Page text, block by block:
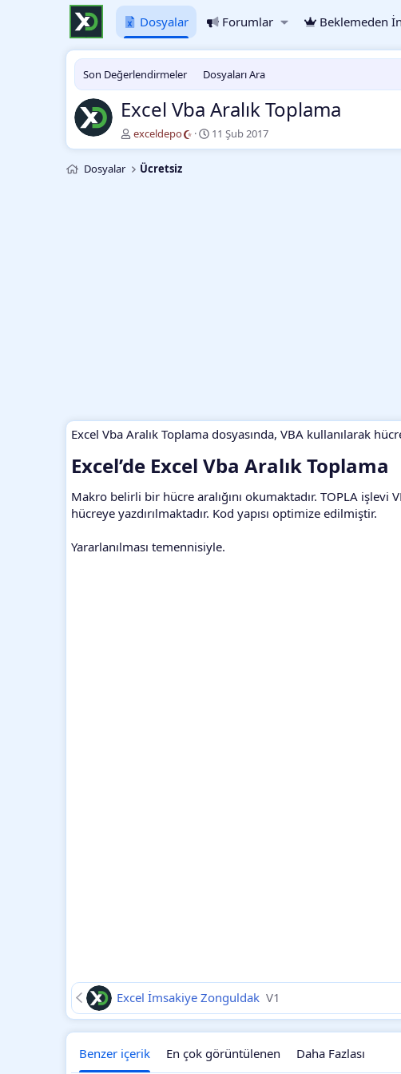
Dosyalar Forumlar Beklemeden
Son Değerlendirmeler Dosyaları Ara
Excel Vba Aralık Toplama
Y
a
a
exceldepo
O
l
11 Şub 2017
Dosyalar Ücretsiz
Excel Vba Aralık Toplama dosyasında, VBA kullanılarak
Excel’de Excel Vba Aralık Toplama​
Makro belirli bir hücre aralığını okumaktadır. TOPLA
hücreye yazdırılmaktadır. Kod yapısı optimize edilmiştir.
Yararlanılması temennisiyle.
Excel İmsakiye Zonguldak V1
Benzer içerik En çok görüntülenen Daha Fazlası